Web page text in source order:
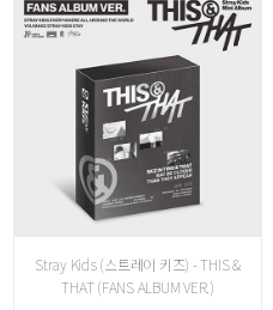
Stray Kids (스트레이 키즈) - THIS &
THAT (FANS ALBUM VER.)